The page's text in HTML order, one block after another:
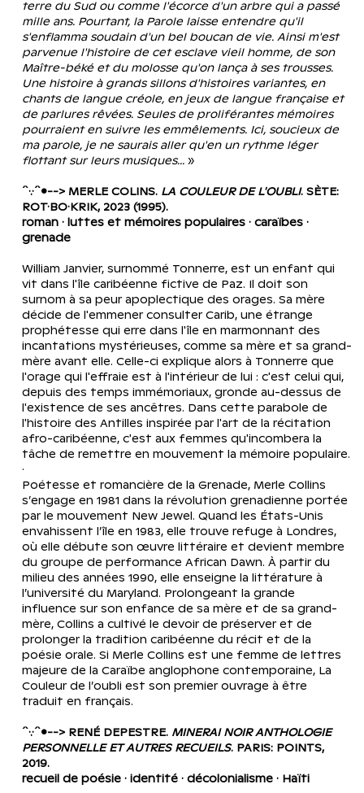
terre du Sud ou comme l'écorce d'un arbre qui a passé
mille ans. Pourtant, la Parole laisse entendre qu'il
s'enflamma soudain d'un bel boucan de vie. Ainsi m'est
parvenue l'histoire de cet esclave vieil homme, de son
Maître-béké et du molosse qu'on lança à ses trousses.
Une histoire à grands sillons d'histoires variantes, en
chants de langue créole, en jeux de langue française et
de parlures rêvées. Seules de proliférantes mémoires
pourraient en suivre les emmêlements. Ici, soucieux de
ma parole, je ne saurais aller qu'en un rythme léger
flottant sur leurs musiques... »
´`·.·´`•--> MERLE COLINS. LA COULEUR DE L'OUBLI. SÈTE:
ROT·BO·KRIK, 2023 (1995).
roman · luttes et mémoires populaires · caraïbes ·
grenade
William Janvier, surnommé Tonnerre, est un enfant qui
vit dans l'île caribéenne fictive de Paz. Il doit son
surnom à sa peur apoplectique des orages. Sa mère
décide de l'emmener consulter Carib, une étrange
prophétesse qui erre dans l'île en marmonnant des
incantations mystérieuses, comme sa mère et sa grand-
mère avant elle. Celle-ci explique alors à Tonnerre que
l'orage qui l'effraie est à l'intérieur de lui : c'est celui qui,
depuis des temps immémoriaux, gronde au-dessus de
l'existence de ses ancêtres. Dans cette parabole de
l'histoire des Antilles inspirée par l'art de la récitation
afro-caribéenne, c'est aux femmes qu'incombera la
tâche de remettre en mouvement la mémoire populaire.
·
Poétesse et romancière de la Grenade, Merle Collins
s’engage en 1981 dans la révolution grenadienne portée
par le mouvement New Jewel. Quand les États-Unis
envahissent l’île en 1983, elle trouve refuge à Londres,
où elle débute son œuvre littéraire et devient membre
du groupe de performance African Dawn. À partir du
milieu des années 1990, elle enseigne la littérature à
l’université du Maryland. Prolongeant la grande
influence sur son enfance de sa mère et de sa grand-
mère, Collins a cultivé le devoir de préserver et de
prolonger la tradition caribéenne du récit et de la
poésie orale. Si Merle Collins est une femme de lettres
majeure de la Caraïbe anglophone contemporaine, La
Couleur de l’oubli est son premier ouvrage à être
traduit en français.
´`·.·´`•--> RENÉ DEPESTRE. MINERAI NOIR ANTHOLOGIE
PERSONNELLE ET AUTRES RECUEILS. PARIS: POINTS,
2019.
recueil de poésie · identité · décolonialisme · Haïti